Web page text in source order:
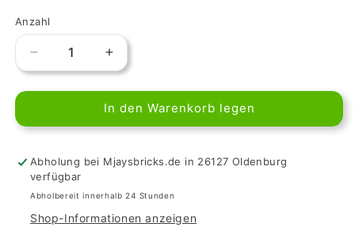
Anzahl
Verringere
die
Menge
LEGO
1x1
Viertel
-
Erhöhe
die
Menge
für
LEGO
1x1
-
In den Warenkorb legen
Abholung bei Mjaysbricks.de in 26127 Oldenburg
verfügbar
Abholbereit innerhalb 24 Stunden
Shop-Informationen anzeigen